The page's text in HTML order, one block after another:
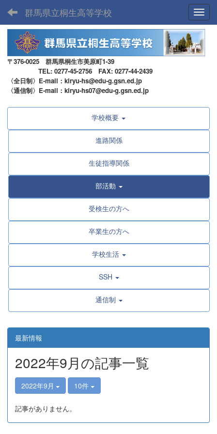
群馬県立桐生高等学校
〒376-0025 群馬県桐生市美原町1-39
TEL: 0277-45-2756 FAX: 0277-44-2439
〈全日制〉E-mail：kiryu-hs@edu-g.gsn.ed.jp
〈通信制〉E-mail：kiryu-hs07@edu-g.gsn.ed.jp
学校概要
進路関係
生徒指導関係
部活動
受検生の方へ
卒業生の方へ
学校生活
SSH
通信制
最新情報
2022年9月の記事一覧
2022年9月 10件
記事がありません。